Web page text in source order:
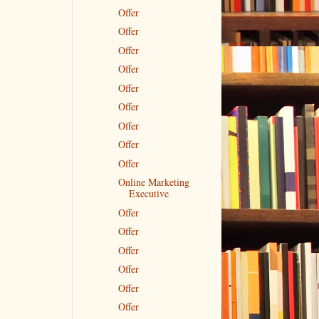
Offer
Offer
Offer
Offer
Offer
Offer
Offer
Offer
Offer
Online Marketing
Executive
Offer
Offer
Offer
Offer
Offer
Offer